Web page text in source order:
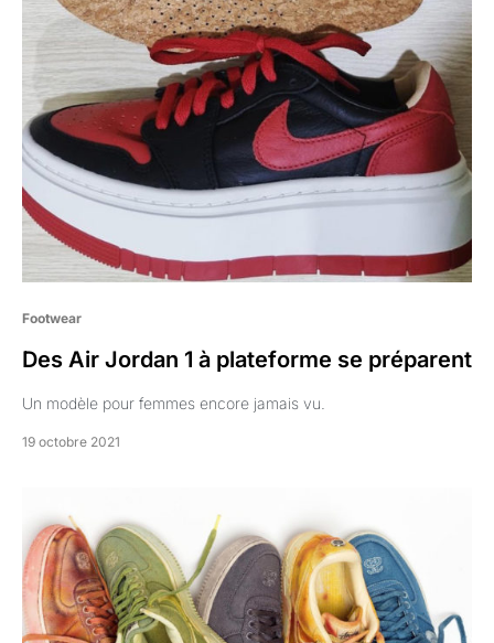
Footwear
Des Air Jordan 1 à plateforme se préparent
Un modèle pour femmes encore jamais vu.
19 octobre 2021